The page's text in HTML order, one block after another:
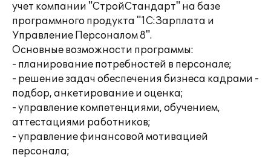
учет компании "СтройСтандарт" на базе
программного продукта "1С:Зарплата и
Управление Персоналом 8".
Основные возможности программы:
- планирование потребностей в персонале;
- решение задач обеспечения бизнеса кадрами -
подбор, анкетирование и оценка;
- управление компетенциями, обучением,
аттестациями работников;
- управление финансовой мотивацией
персонала;